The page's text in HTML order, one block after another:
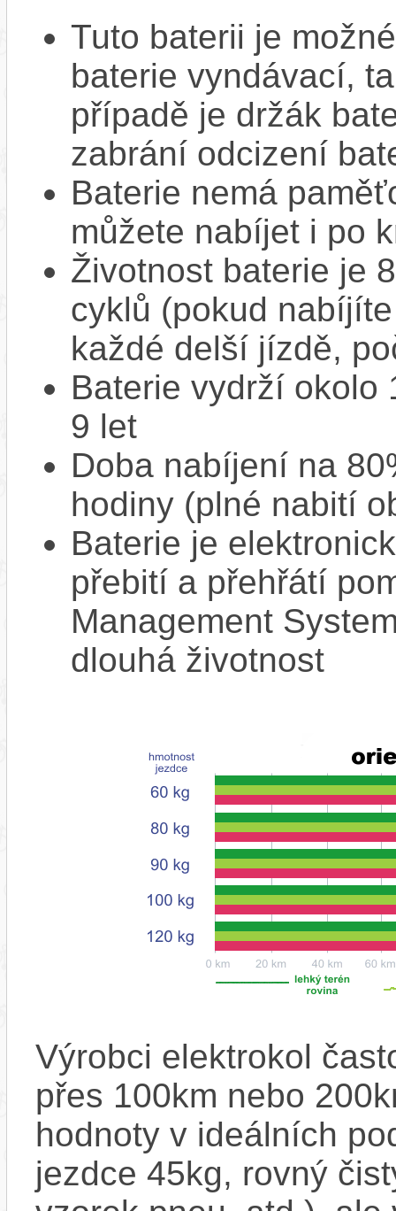
Tuto baterii je
baterie vyndávací,
případě je držák
zabrání odcizení
Baterie nemá
můžete nabíjet i po
Životnost baterie je
cyklů (pokud
každé delší jízdě,
Baterie vydrží okolo
9 let
Doba nabíjení na
hodiny (plné nabití
Baterie je
přebití a přehřátí
Management
dlouhá životnost
Výrobci elektrokol
přes 100km nebo
hodnoty v ideálních
jezdce 45kg, rovný